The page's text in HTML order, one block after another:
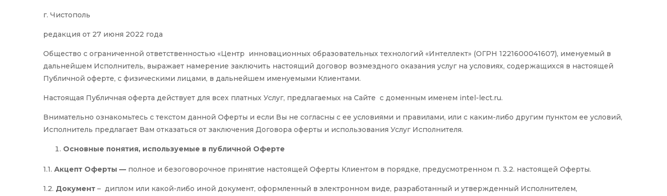
г. Чистополь
редакция от 27 июня 2022 года
Общество с ограниченной ответственностью «Центр инновационных образовательных технологий «Интеллект» (ОГРН 1221600041607), именуемый в
дальнейшем Исполнитель, выражает намерение заключить настоящий договор возмездного оказания услуг на условиях, содержащихся в настоящей
Публичной оферте, с физическими лицами, в дальнейшем именуемыми Клиентами.
Настоящая Публичная оферта действует для всех платных Услуг, предлагаемых на Сайте с доменным именем intel-lect.ru.
Внимательно ознакомьтесь с текстом данной Оферты и если Вы не согласны с ее условиями и правилами, или с каким-либо другим пунктом ее условий,
Исполнитель предлагает Вам отказаться от заключения Договора оферты и использования Услуг Исполнителя.
Основные понятия, используемые в публичной Оферте
1.1. Акцепт Оферты — полное и безоговорочное принятие настоящей Оферты Клиентом в порядке, предусмотренном п. 3.2. настоящей Оферты.
1.2. Документ – диплом или какой-либо иной документ, оформленный в электронном виде, разработанный и утвержденный Исполнителем,